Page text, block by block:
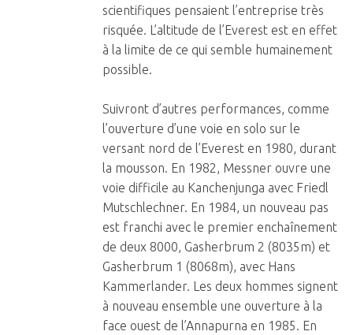
scientifiques pensaient l’entreprise très
risquée. L’altitude de l’Everest est en effet
à la limite de ce qui semble humainement
possible.
Suivront d’autres performances, comme
l’ouverture d’une voie en solo sur le
versant nord de l’Everest en 1980, durant
la mousson. En 1982, Messner ouvre une
voie difficile au Kanchenjunga avec Friedl
Mutschlechner. En 1984, un nouveau pas
est franchi avec le premier enchaînement
de deux 8000, Gasherbrum 2 (8035m) et
Gasherbrum 1 (8068m), avec Hans
Kammerlander. Les deux hommes signent
à nouveau ensemble une ouverture à la
face ouest de l’Annapurna en 1985. En